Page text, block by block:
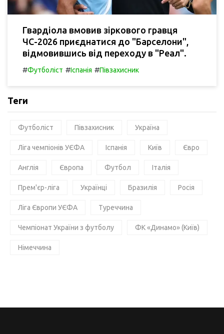
Гвардіола вмовив зіркового гравця
ЧС-2026 приєднатися до "Барселони",
відмовившись від переходу в "Реал".
#Футболіст #Іспанія #Півзахисник
Теги
Футболіст Півзахисник Україна
Ліга чемпіонів УЄФА Іспанія Київ Євро
Англія Європа Футбол Італія
Прем'єр-ліга Українці Бразилія Росія
Ліга Європи УЄФА Туреччина
Чемпіонат України з футболу ФК «Динамо» (Київ)
Німеччина